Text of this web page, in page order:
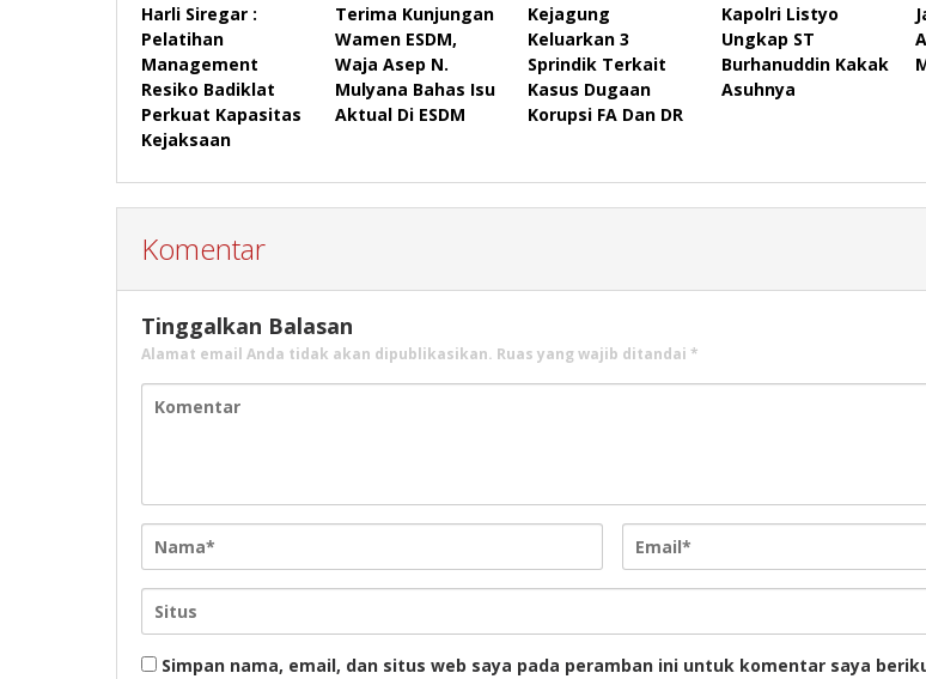
Harli Siregar :
Pelatihan
Management
Resiko Badiklat
Perkuat Kapasitas
Kejaksaan
Terima Kunjungan
Wamen ESDM,
Waja Asep N.
Mulyana Bahas Isu
Aktual Di ESDM
Kejagung
Keluarkan 3
Sprindik Terkait
Kasus Dugaan
Korupsi FA Dan DR
Kapolri Listyo
Ungkap ST
Burhanuddin Kakak
Asuhnya
Komentar
Tinggalkan Balasan
Alamat email Anda tidak akan dipublikasikan. Ruas yang wajib ditandai *
Simpan nama, email, dan situs web saya pada peramban ini untuk komentar saya